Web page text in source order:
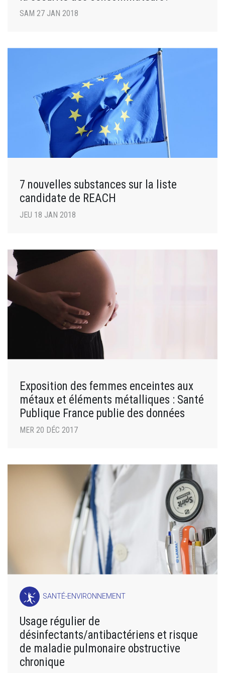
SAM 27 JAN 2018
7 nouvelles substances sur la liste
candidate de REACH
JEU 18 JAN 2018
Exposition des femmes enceintes aux
métaux et éléments métalliques : Santé
Publique France publie des données
MER 20 DÉC 2017
SANTÉ-ENVIRONNEMENT
Usage régulier de
désinfectants/antibactériens et risque
de maladie pulmonaire obstructive
chronique